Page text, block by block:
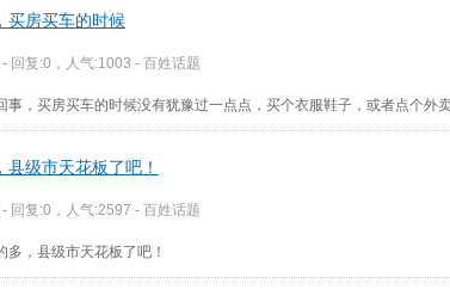
买房买车的时候
回复:0，人气:1003 - 百姓话题
事，买房买车的时候没有犹豫过一点点，买个衣服鞋子，或者点个外
县级市天花板了吧！
回复:0，人气:2597 - 百姓话题
多，县级市天花板了吧！